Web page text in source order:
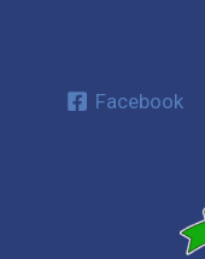
Facebook